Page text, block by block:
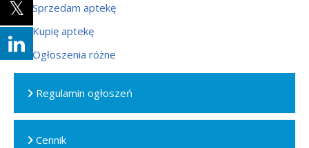
Sprzedam aptekę
Kupię aptekę
Ogłoszenia różne
Regulamin ogłoszeń
Cennik